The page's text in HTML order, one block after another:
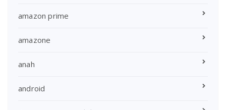
amazon prime
amazone
anah
android